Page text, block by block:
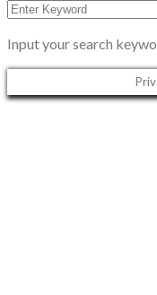
SEARCH
FOR:
Input your search